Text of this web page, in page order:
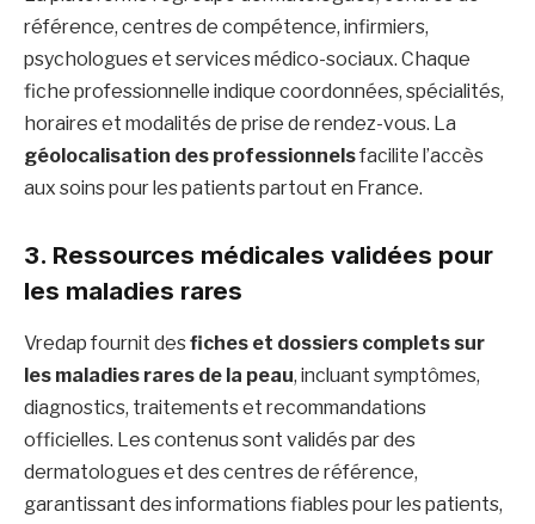
référence, centres de compétence, infirmiers,
psychologues et services médico-sociaux. Chaque
fiche professionnelle indique coordonnées, spécialités,
horaires et modalités de prise de rendez-vous. La
géolocalisation des professionnelsfacilite l’accès
aux soins pour les patients partout en France.
3. Ressources médicales validées pour
les maladies rares
Vredap fournit desfiches et dossiers complets sur
les maladies rares de la peau, incluant symptômes,
diagnostics, traitements et recommandations
officielles. Les contenus sont validés par des
dermatologues et des centres de référence,
garantissant des informations fiables pour les patients,